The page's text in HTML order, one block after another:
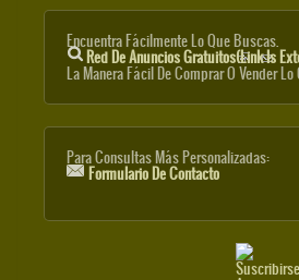
Encuentra Fácilmente Lo Que Buscas.
Red De Anuncios Gratuitos(link Is
La Manera Fácil De Comprar O Vender Lo
Para Consultas Más Personalizadas:
Formulario De Contacto